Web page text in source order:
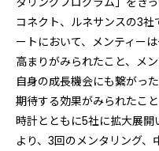
コネクト、ルネサンスの3
ートにおいて、メンティー
高まりがみられたこと、メ
自身の成長機会にも繋がっ
期待する効果がみられたこ
時計とともに5社に拡大展
より、3回のメンタリング、